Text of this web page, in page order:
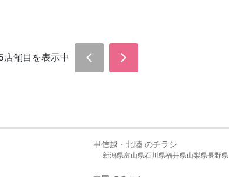
店舗目を表示中
甲信越・北陸 のチラシ
新潟県富山県石川県福井県山梨県長野県